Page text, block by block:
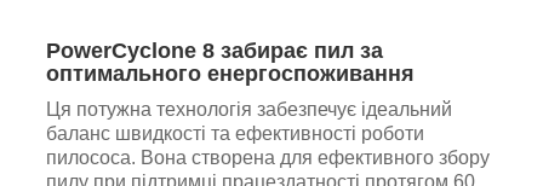
PowerCyclone 8 забирає пил за
оптимального енергоспоживання
Ця потужна технологія забезпечує ідеальний
баланс швидкості та ефективності роботи
пилососа. Вона створена для ефективного збору